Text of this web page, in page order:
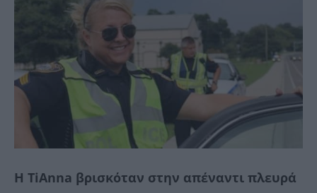
Η TiAnna βρισκόταν στην απέναντι πλευρά